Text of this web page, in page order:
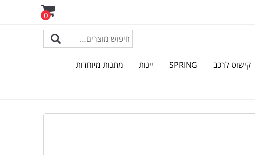
0
קישוט לרכב SPRING יינות מתנות מיוחדות